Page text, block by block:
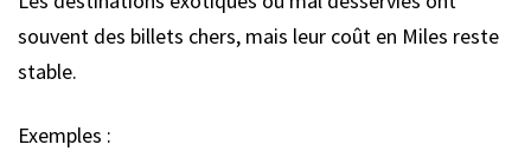
souvent des billets chers, mais leur coût en Miles reste
stable.
Exemples :